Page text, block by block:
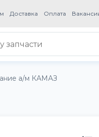
Доставка Оплата
а/м КАМАЗ